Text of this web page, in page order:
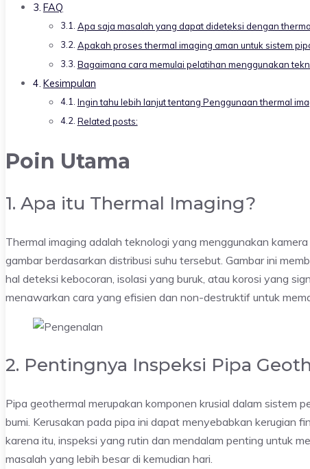
FAQ
Apa saja masalah yang dapat dideteksi dengan
Apakah proses thermal imaging aman untuk sistem
Bagaimana cara memulai pelatihan menggunakan
Kesimpulan
Ingin tahu lebih lanjut tentang Penggunaan thermal
Related posts:
Poin Utama
1. Apa itu Thermal Imaging?
Thermal imaging adalah teknologi yang menggunakan
gambar berdasarkan distribusi suhu tersebut. Gambar ini
hal deteksi kebocoran, isolasi yang buruk, atau korosi yang
menawarkan cara yang efisien dan non-destruktif untuk
2. Pentingnya Inspeksi Pipa
Pipa geothermal merupakan komponen krusial dalam sistem
bumi. Kerusakan pada pipa ini dapat menyebabkan kerugian
karena itu, inspeksi yang rutin dan mendalam penting untuk
masalah yang lebih besar di kemudian hari.